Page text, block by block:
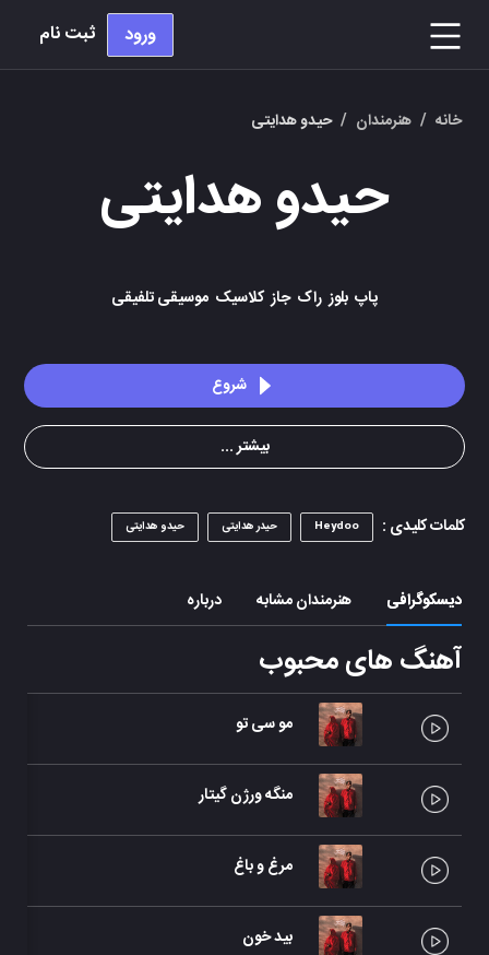
ورود ثبت نام
خانه / هنرمندان / حیدو هدایتی
حیدو هدایتی
پاپ بلوز راک جاز کلاسیک موسیقی تلفیقی
شروع
بیشتر ...
کلمات کلیدی : Heydoo حیدر هدایتی حیدو هدایتی
دیسکوگرافی هنرمندان مشابه درباره
آهنگ های محبوب
مو سی تو
منگه ورژن گیتار
مرغ و باغ
بید خون